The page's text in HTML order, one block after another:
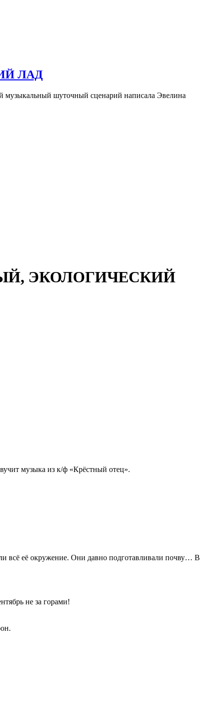
ЛАД
музыкальный шуточный сценарий написала Эвелина
ЭКОЛОГИЧЕСКИЙ
музыка из к/ф «Крёстный отец».
её окружение. Они давно подготавливали почву… В
не за горами!